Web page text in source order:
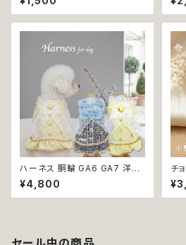
犬 猫 ペット 極小型犬用 おしゃ
れ かわいい シンプル ピンク ゴ
小
猫
ハーネス 胴輪 GA6 GA7 洋服
のようなハーネス ワンピース風
引っ張り防止 散歩 お出掛け ド
ッグウエア 犬 猫 ペット 服 犬服
¥4,800
チ
レ
犬
い